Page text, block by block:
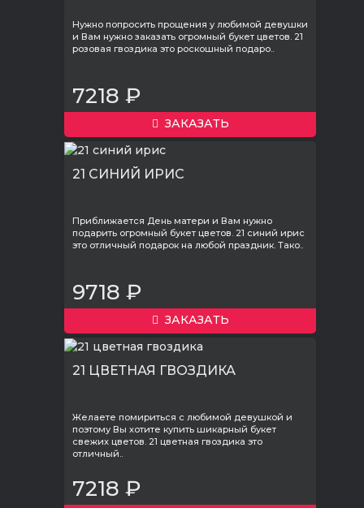
Нужно попросить прощения у любимой девушки
и Вам нужно заказать огромный букет цветов. 21
розовая гвоздика это роскошный подаро..
7218 ₽
ЗАКАЗАТЬ
21 СИНИЙ ИРИС
Приближается День матери и Вам нужно
подарить огромный букет цветов. 21 синий ирис
это отличный подарок на любой праздник. Тако..
9718 ₽
ЗАКАЗАТЬ
21 ЦВЕТНАЯ ГВОЗДИКА
Желаете помириться с любимой девушкой и
поэтому Вы хотите купить шикарный букет
свежих цветов. 21 цветная гвоздика это
отличный..
7218 ₽